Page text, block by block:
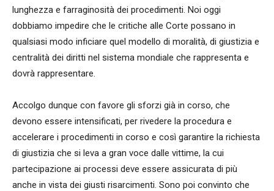
lunghezza e farraginosità dei procedimenti. Noi oggi
dobbiamo impedire che le critiche alle Corte possano in
qualsiasi modo inficiare quel modello di moralità, di giustizia e
centralità dei diritti nel sistema mondiale che rappresenta e
dovrà rappresentare.
Accolgo dunque con favore gli sforzi già in corso, che
devono essere intensificati, per rivedere la procedura e
accelerare i procedimenti in corso e così garantire la richiesta
di giustizia che si leva a gran voce dalle vittime, la cui
partecipazione ai processi deve essere assicurata di più
anche in vista dei giusti risarcimenti. Sono poi convinto che